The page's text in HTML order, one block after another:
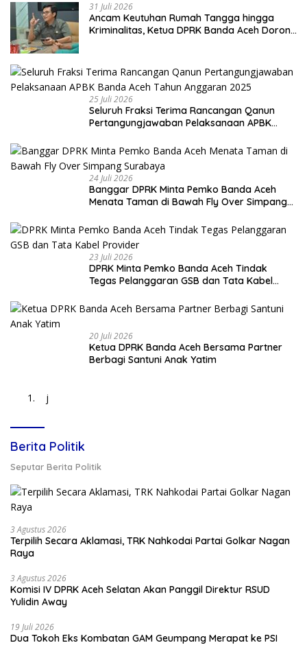
31 Juli 2026
Ancam Keutuhan Rumah Tangga hingga
Kriminalitas, Ketua DPRK Banda Aceh Dorong
25 Juli 2026
Seluruh Fraksi Terima Rancangan Qanun
Pertangungjawaban Pelaksanaan APBK
24 Juli 2026
Banggar DPRK Minta Pemko Banda Aceh
Menata Taman di Bawah Fly Over Simpang
23 Juli 2026
DPRK Minta Pemko Banda Aceh Tindak
Tegas Pelanggaran GSB dan Tata Kabel
20 Juli 2026
Ketua DPRK Banda Aceh Bersama Partner
Berbagi Santuni Anak Yatim
j
Berita Politik
Seputar Berita Politik
3 Agustus 2026
Terpilih Secara Aklamasi, TRK Nahkodai Partai Golkar Nagan
Raya
3 Agustus 2026
Komisi IV DPRK Aceh Selatan Akan Panggil Direktur RSUD
Yulidin Away
19 Juli 2026
Dua Tokoh Eks Kombatan GAM Geumpang Merapat ke PSI